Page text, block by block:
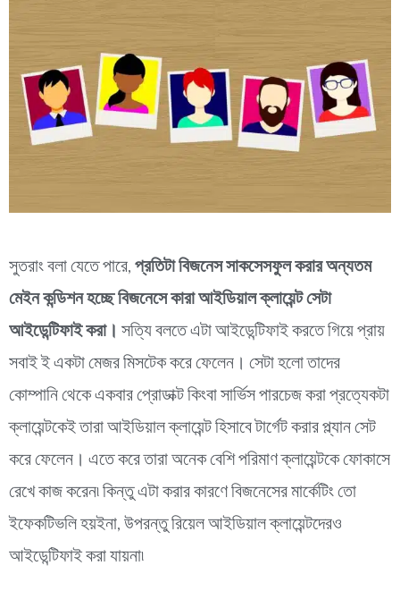
সুতরাং বলা যেতে পারে, প্রতিটা বিজনেস সাকসেসফুল করার অন্যতম
মেইন কন্ডিশন হচ্ছে বিজনেসে কারা আইডিয়াল ক্লায়েন্ট সেটা
আইডেন্টিফাই করা।
সত্যি বলতে এটা আইডেন্টিফাই করতে গিয়ে প্রায়
সবাই ই একটা মেজর মিসটেক করে ফেলেন। সেটা হলো তাদের
কোম্পানি থেকে একবার প্রোডাক্ট কিংবা সার্ভিস পারচেজ করা প্রত্যেকটা
ক্লায়েন্টকেই তারা আইডিয়াল ক্লায়েন্ট হিসাবে টার্গেট করার প্ল্যান সেট
করে ফেলেন। এতে করে তারা অনেক বেশি পরিমাণ ক্লায়েন্টকে ফোকাসে
রেখে কাজ করেন৷ কিন্তু এটা করার কারণে বিজনেসের মার্কেটিং তো
ইফেকটিভলি হয়ইনা, উপরন্তু রিয়েল আইডিয়াল ক্লায়েন্টদেরও
আইডেন্টিফাই করা যায়না৷